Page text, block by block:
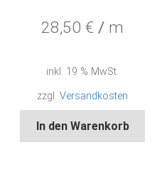
28,50€ / m
inkl. 19 % MwSt.
zzgl.Versandkosten
In den Warenkorb